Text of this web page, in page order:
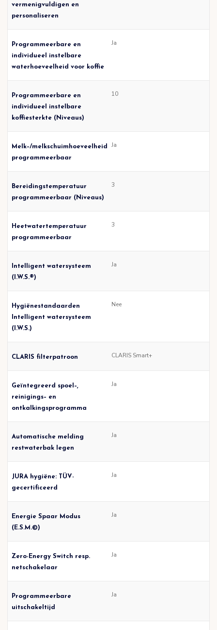
vermenigvuldigen en
personaliseren
Programmeerbare en
individueel instelbare
waterhoeveelheid voor koffie
Ja
Programmeerbare en
individueel instelbare
koffiesterkte (Niveaus)
10
Melk–/melkschuimhoeveelheid
programmeerbaar
Ja
Bereidingstemperatuur
programmeerbaar (Niveaus)
3
Heetwatertemperatuur
programmeerbaar
3
Intelligent watersysteem
(I.W.S.®)
Ja
Hygiënestandaarden
Intelligent watersysteem
(I.W.S.)
Nee
CLARIS filterpatroon CLARIS Smart+
Geïntegreerd spoel–,
reinigings– en
ontkalkingsprogramma
Ja
Automatische melding
restwaterbak legen
Ja
JURA hygiëne: TÜV-
gecertificeerd
Ja
Energie Spaar Modus
(E.S.M.©)
Ja
Zero-Energy Switch resp.
netschakelaar
Ja
Programmeerbare
uitschakeltijd
Ja